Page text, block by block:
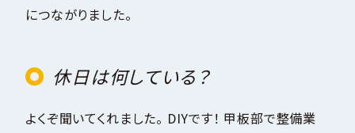
につながりました。
休日は何している？
よくぞ聞いてくれました。 DIYです！ 甲板部で整備業